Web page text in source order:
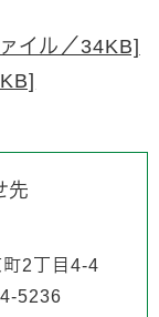
イル／34KB]
先
2丁目4-4
5236